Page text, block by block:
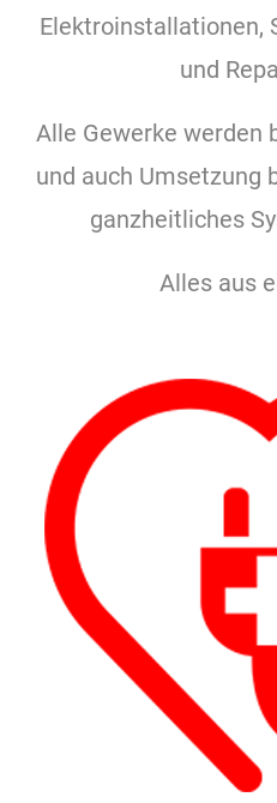
Elektroinstallationen,
und
Alle Gewerke werden
und auch Umsetzung
ganzheitliches
Alles aus